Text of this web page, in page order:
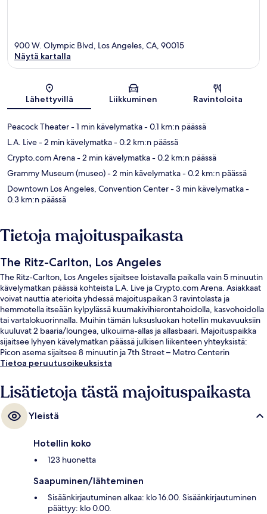
Kartta
900 W. Olympic Blvd, Los Angeles, CA, 90015
Näytä kartalla
Lähettyvillä Liikkuminen Ravintoloita
Peacock Theater- 1 min kävelymatka- 0.1 km:n päässä
L.A. Live- 2 min kävelymatka- 0.2 km:n päässä
Crypto.com Arena- 2 min kävelymatka- 0.2 km:n päässä
Grammy Museum (museo)- 2 min kävelymatka- 0.2 km:n päässä
Downtown Los Angeles, Convention Center- 3 min kävelymatka-
0.3 km:n päässä
Tietoja majoituspaikasta
The Ritz-Carlton, Los Angeles
The Ritz-Carlton, Los Angeles sijaitsee loistavalla paikalla vain 5 minuutin
kävelymatkan päässä kohteista L.A. Live ja Crypto.com Arena. Asiakkaat
voivat nauttia aterioita yhdessä majoituspaikan 3 ravintolasta ja
hemmotella itseään kylpylässä kuumakivihierontahoidolla, kasvohoidolla
tai vartalokuorinnalla. Muihin tämän luksusluokan hotellin mukavuuksiin
kuuluvat 2 baaria/loungea, ulkouima-allas ja allasbaari. Majoituspaikka
sijaitsee lyhyen kävelymatkan päässä julkisen liikenteen yhteyksistä:
Picon asema sijaitsee 8 minuutin ja 7th Street – Metro Centerin
metroasema 13 minuutin kävelymatkan päässä.
Tietoa peruutusoikeuksista
Lisätietoja tästä majoituspaikasta
Yleistä
Hotellin koko
123 huonetta
Saapuminen/lähteminen
Sisäänkirjautuminen alkaa: klo 16.00. Sisäänkirjautuminen
päättyy: klo 0.00.